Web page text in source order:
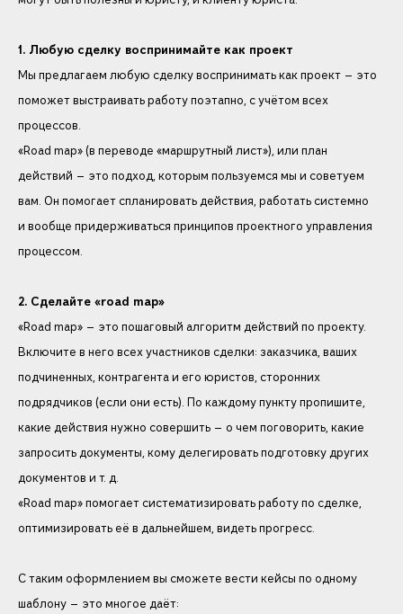
1. Любую сделку воспринимайте как проект
Мы предлагаем любую сделку воспринимать как проект — это
поможет выстраивать работу поэтапно, с учётом всех
процессов.
«Road map» (в переводе «маршрутный лист»), или план
действий — это подход, которым пользуемся мы и советуем
вам. Он помогает спланировать действия, работать системно
и вообще придерживаться принципов проектного управления
процессом.
2. Сделайте «road map»
«Road map» — это пошаговый алгоритм действий по проекту.
Включите в него всех участников сделки: заказчика, ваших
подчиненных, контрагента и его юристов, сторонних
подрядчиков (если они есть). По каждому пункту пропишите,
какие действия нужно совершить — о чем поговорить, какие
запросить документы, кому делегировать подготовку других
документов и т. д.
«Road map» помогает систематизировать работу по сделке,
оптимизировать её в дальнейшем, видеть прогресс.
С таким оформлением вы сможете вести кейсы по одному
шаблону — это многое даёт: